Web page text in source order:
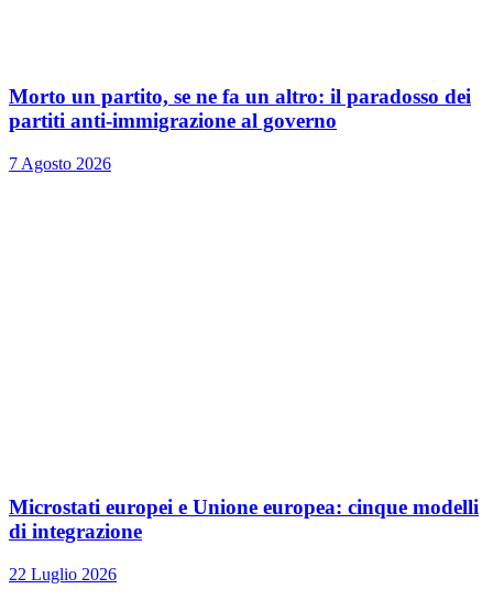
Morto un partito, se ne fa un altro: il paradosso dei
partiti anti-immigrazione al governo
7 Agosto 2026
Microstati europei e Unione europea: cinque modelli
di integrazione
22 Luglio 2026